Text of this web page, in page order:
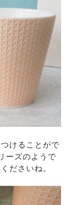
けることがで
ーズのようで
ださいね。